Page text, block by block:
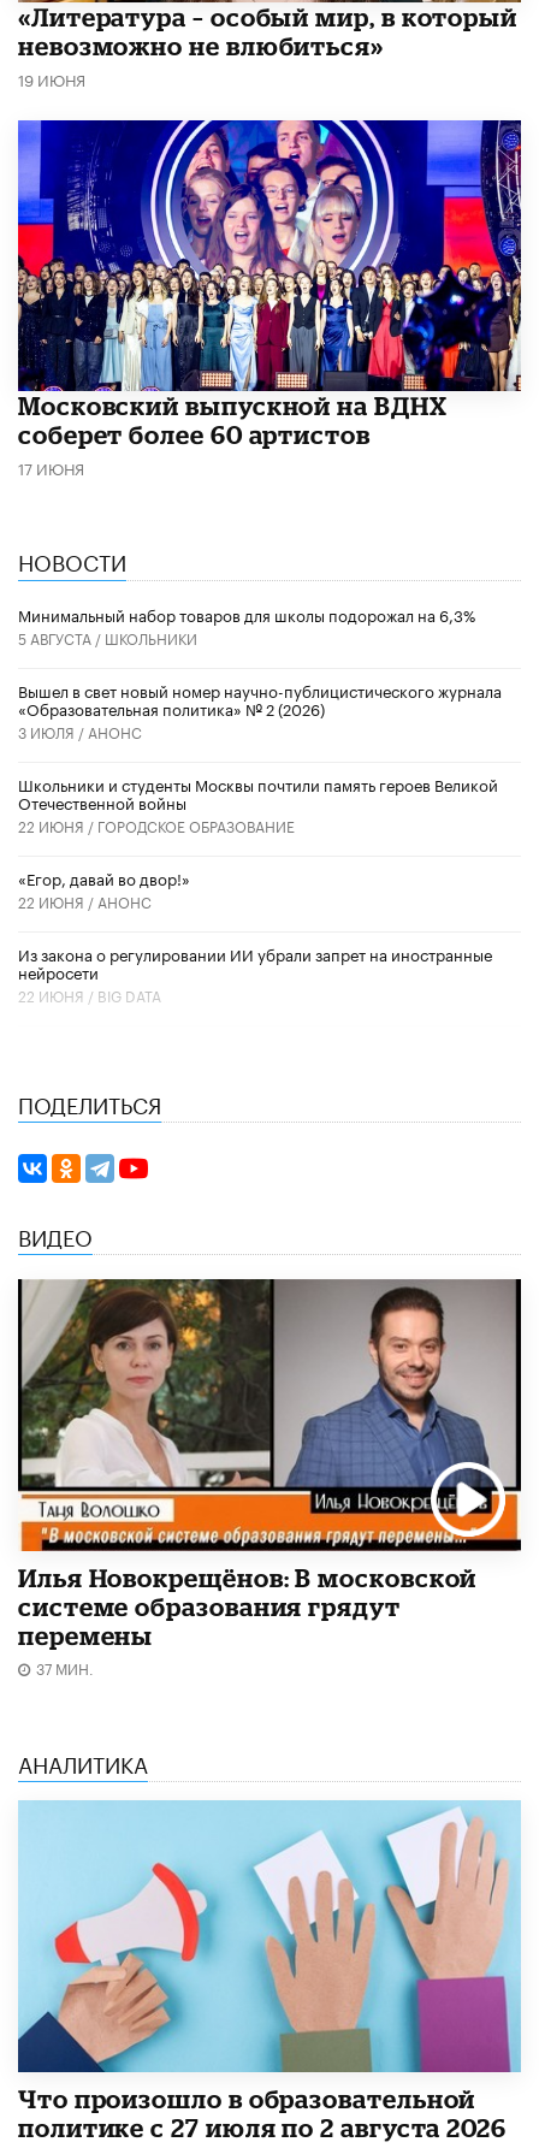
​«Литература – особый мир, в который
невозможно не влюбиться»
19 ИЮНЯ
Московский выпускной на ВДНХ
соберет более 60 артистов
17 ИЮНЯ
НОВОСТИ
Минимальный набор товаров для школы подорожал на 6,3%
5 АВГУСТА / ШКОЛЬНИКИ
Вышел в свет новый номер научно-публицистического журнала
«Образовательная политика» № 2 (2026)
3 ИЮЛЯ / АНОНС
Школьники и студенты Москвы почтили память героев Великой
Отечественной войны
22 ИЮНЯ / ГОРОДСКОЕ ОБРАЗОВАНИЕ
«Егор, давай во двор!»
22 ИЮНЯ / АНОНС
Из закона о регулировании ИИ убрали запрет на иностранные
нейросети
22 ИЮНЯ / BIG DATA
ПОДЕЛИТЬСЯ
ВИДЕО
Илья Новокрещёнов: В московской
системе образования грядут
перемены
37 МИН.
АНАЛИТИКА
​Что произошло в образовательной
политике с 27 июля по 2 августа 2026